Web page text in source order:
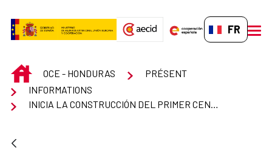
FR-FR
INICIOOCE - HONDURAS
PRÉSENT
INFORMATIONS